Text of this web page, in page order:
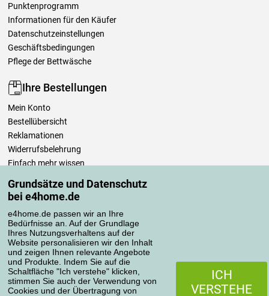
Grundsätze und Datenschutz
bei e4home.de
e4home.de passen wir an Ihre
Bedürfnisse an. Auf der Grundlage
Ihres Nutzungsverhaltens auf der
Website personalisieren wir den Inhalt
und zeigen Ihnen relevante Angebote
und Produkte. Indem Sie auf die
Schaltfläche "Ich verstehe" klicken,
stimmen Sie auch der Verwendung von
Cookies und der Übertragung von
ICH
VERSTEHE
Punktenprogramm
Informationen für den Käufer
Datenschutzeinstellungen
Geschäftsbedingungen
Pflege der Bettwäsche
Ihre Bestellungen
Mein Konto
Bestellübersicht
Reklamationen
Widerrufsbelehrung
Einfach mehr wissen
Transportarten
Zahlungsmethoden
Zuverlässiger Shop